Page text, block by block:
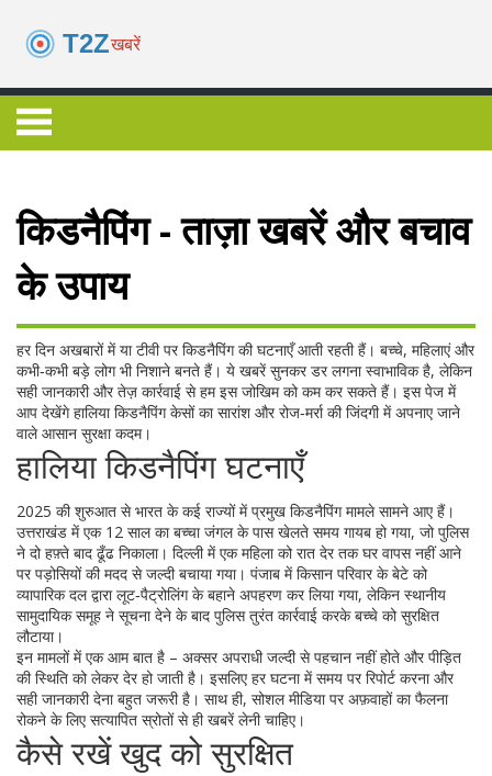
किडनैपिंग - ताज़ा खबरें और बचाव
के उपाय
हर दिन अखबारों में या टीवी पर किडनैपिंग की घटनाएँ आती रहती हैं। बच्चे, महिलाएं और
कभी‑कभी बड़े लोग भी निशाने बनते हैं। ये खबरें सुनकर डर लगना स्वाभाविक है, लेकिन
सही जानकारी और तेज़ कार्रवाई से हम इस जोखिम को कम कर सकते हैं। इस पेज में
आप देखेंगे हालिया किडनैपिंग केसों का सारांश और रोज‑मर्रा की जिंदगी में अपनाए जाने
वाले आसान सुरक्षा कदम।
हालिया किडनैपिंग घटनाएँ
2025 की शुरुआत से भारत के कई राज्यों में प्रमुख किडनैपिंग मामले सामने आए हैं।
उत्तराखंड में एक 12 साल का बच्चा जंगल के पास खेलते समय गायब हो गया, जो पुलिस
ने दो हफ़्ते बाद ढूँढ निकाला। दिल्ली में एक महिला को रात देर तक घर वापस नहीं आने
पर पड़ोसियों की मदद से जल्दी बचाया गया। पंजाब में किसान परिवार के बेटे को
व्यापारिक दल द्वारा लूट‑पैट्रोलिंग के बहाने अपहरण कर लिया गया, लेकिन स्थानीय
सामुदायिक समूह ने सूचना देने के बाद पुलिस तुरंत कार्रवाई करके बच्चे को सुरक्षित
लौटाया।
इन मामलों में एक आम बात है – अक्सर अपराधी जल्दी से पहचान नहीं होते और पीड़ित
की स्थिति को लेकर देर हो जाती है। इसलिए हर घटना में समय पर रिपोर्ट करना और
सही जानकारी देना बहुत जरूरी है। साथ ही, सोशल मीडिया पर अफ़वाहों का फैलना
रोकने के लिए सत्यापित स्रोतों से ही खबरें लेनी चाहिए।
कैसे रखें खुद को सुरक्षित